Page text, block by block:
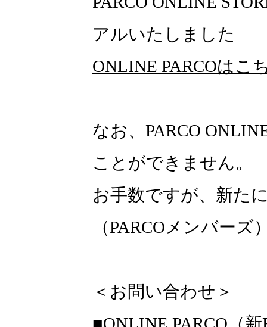
アルいたしました
ONLINE PARCOはこ
なお、PARCO
ことができません。
お手数ですが、新た
（PARCOメンバー
＜お問い合わせ＞